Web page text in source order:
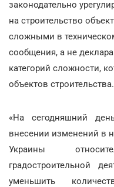
законодательно
на строительство
сложными в
сообщения, а не
категорий сложности,
объектов строительства.
«На сегодняшний
внесении изменений в
Украины
градостроительной
уменьшить